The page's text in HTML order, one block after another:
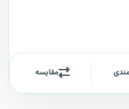
مقایسه